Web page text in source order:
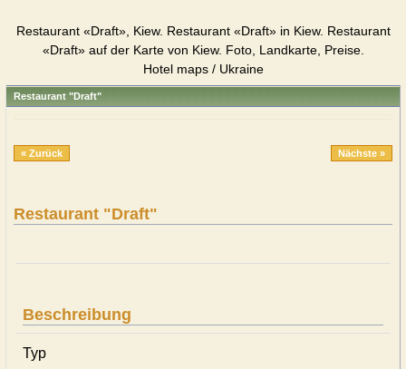
Restaurant «Draft», Kiew. Restaurant «Draft» in Kiew. Restaurant
«Draft» auf der Karte von Kiew. Foto, Landkarte, Preise.
Hotel maps / Ukraine
Restaurant "Draft"
« Zurück Nächste »
Restaurant "Draft"
Beschreibung
Typ